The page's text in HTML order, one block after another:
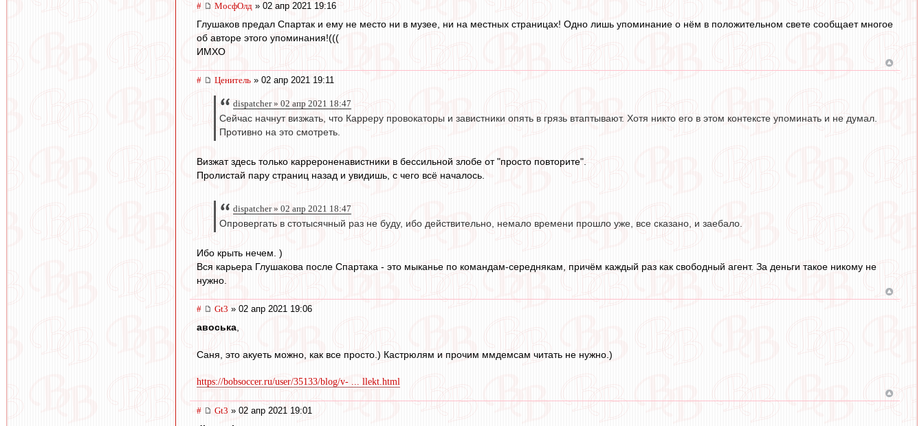
# МосфОлд » 02 апр 2021 19:16
Глушаков предал Спартак и ему не место ни в музее, ни на местных страницах! Одно лишь упоминание о нём в положительном свете сообщает многое
об авторе этого упоминания!(((
ИМХО
# Ценитель » 02 апр 2021 19:11
dispatcher » 02 апр 2021 18:47
Сейчас начнут визжать, что Карреру провокаторы и завистники опять в грязь втаптывают. Хотя никто его в этом контексте упоминать и не думал.
Противно на это смотреть.
Визжат здесь только каррероненавистники в бессильной злобе от "просто повторите".
Пролистай пару страниц назад и увидишь, с чего всё началось.
dispatcher » 02 апр 2021 18:47
Опровергать в стотысячный раз не буду, ибо действительно, немало времени прошло уже, все сказано, и заебало.
Ибо крыть нечем. )
Вся карьера Глушакова после Спартака - это мыканье по командам-середнякам, причём каждый раз как свободный агент. За деньги такое никому не
нужно.
# Gt3 » 02 апр 2021 19:06
авоська
Саня, это акуеть можно, как все просто.) Кастрюлям и прочим ммдемсам читать не нужно.)
https://bobsoccer.ru/user/35133/blog/v- ... llekt.html
# Gt3 » 02 апр 2021 19:01